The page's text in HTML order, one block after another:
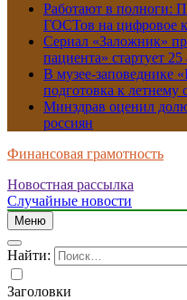
Работают в полноги:
ГОСТов на цифровое
Сериал «Заложник»
пациента» стартует
В музее-заповеднике
подготовка к летнему
Минздрав оценил
россиян
Финансовая грамотность
Новостная рассылка
Случайные новости
Меню
Найти:
Заголовки